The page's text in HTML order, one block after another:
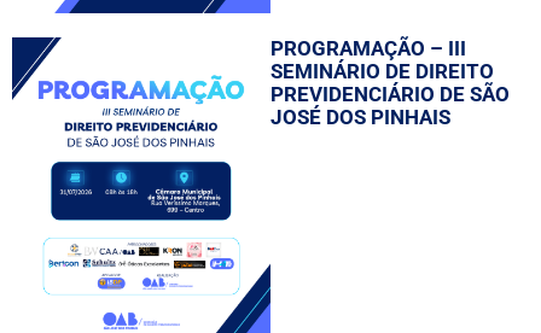
PROGRAMAÇÃO – III
SEMINÁRIO DE DIREITO
PREVIDENCIÁRIO DE SÃO
JOSÉ DOS PINHAIS